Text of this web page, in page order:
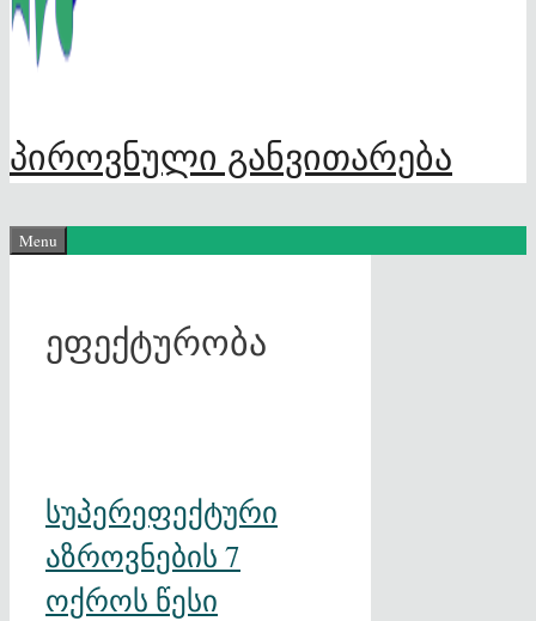
პიროვნული განვითარება
Menu
ეფექტურობა
სუპერეფექტური
აზროვნების 7
ოქროს წესი